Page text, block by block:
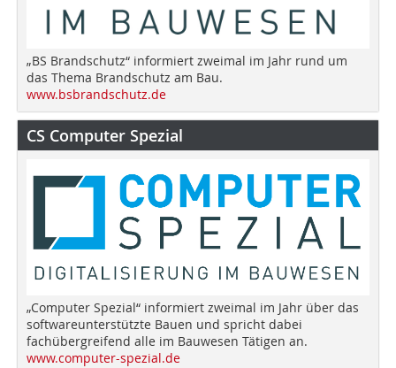
„BS Brandschutz“ informiert zweimal im Jahr rund um
das Thema Brandschutz am Bau.
www.bsbrandschutz.de
CS Computer Spezial
„Computer Spezial“ informiert zweimal im Jahr über das
softwareunterstützte Bauen und spricht dabei
fachübergreifend alle im Bauwesen Tätigen an.
www.computer-spezial.de